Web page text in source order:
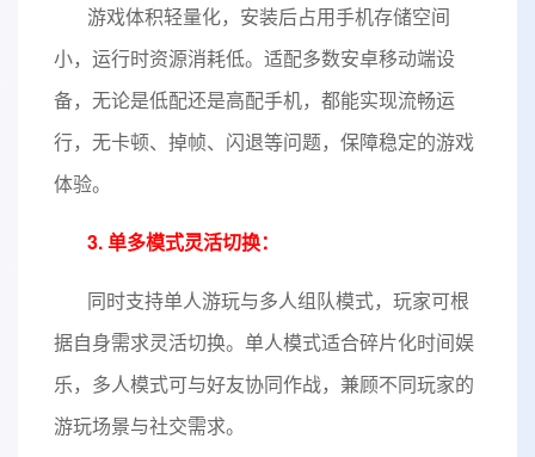
游戏体积轻量化，安装后占用手机存储空间
小，运行时资源消耗低。适配多数安卓移动端设
备，无论是低配还是高配手机，都能实现流畅运
行，无卡顿、掉帧、闪退等问题，保障稳定的游戏
体验。
3. 单多模式灵活切换：
同时支持单人游玩与多人组队模式，玩家可根
据自身需求灵活切换。单人模式适合碎片化时间娱
乐，多人模式可与好友协同作战，兼顾不同玩家的
游玩场景与社交需求。